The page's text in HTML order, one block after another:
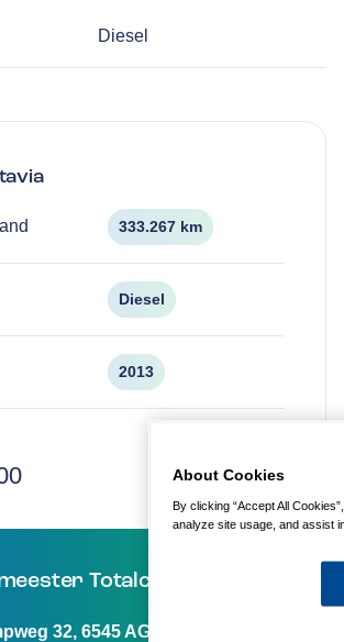
Diesel
333.267 km
Diesel
2013
Totalcare
32, 6545 AG
About Cookies
By clicking “Accept All
analyze site usage, and assist